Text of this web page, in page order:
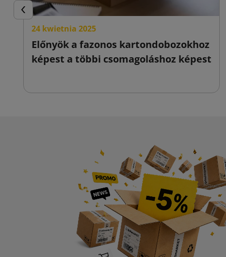
Előző
24 kwietnia 2025
Előnyök a fazonos kartondobozokhoz
képest a többi csomagoláshoz képest